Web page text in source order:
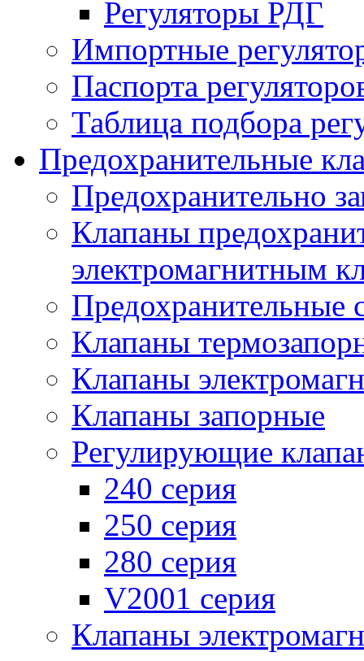
Регуляторы РДГ
Импортные
Паспорта
Таблица подбора
Предохранительные
Предохранительно
Клапаны
электромагнитным
Предохранительные
Клапаны
Клапаны
Клапаны запорные
Регулирующие
240 серия
250 серия
280 серия
V2001 серия
Клапаны